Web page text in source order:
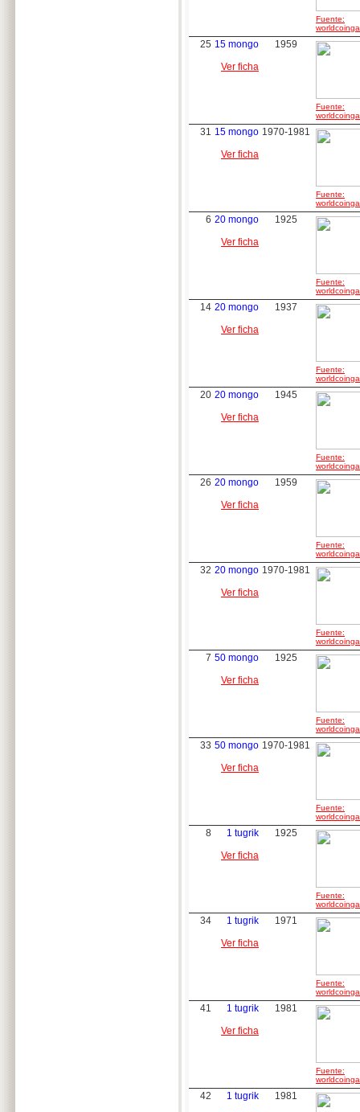
Fuente:
25 15 mongo
Ver ficha
1959
Fuente:
31 15 mongo
Ver ficha
1970-1981
Fuente:
6 20 mongo
Ver ficha
1925
Fuente:
14 20 mongo
Ver ficha
1937
Fuente:
20 20 mongo
Ver ficha
1945
Fuente:
26 20 mongo
Ver ficha
1959
Fuente:
32 20 mongo
Ver ficha
1970-1981
Fuente:
7 50 mongo
Ver ficha
1925
Fuente:
33 50 mongo
Ver ficha
1970-1981
Fuente:
8
1 tugrik
Ver ficha
1925
Fuente:
34
1 tugrik
Ver ficha
1971
Fuente:
41
1 tugrik
Ver ficha
1981
Fuente:
42
1 tugrik
1981